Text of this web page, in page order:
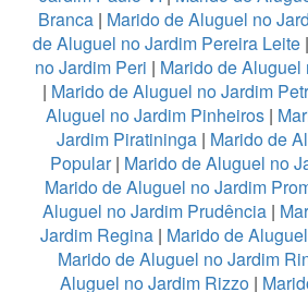
Branca| Marido de Aluguel no
de Aluguel no Jardim Pereira Leite |
no Jardim Peri | Marido de
| Marido de Aluguel no Jardim
Aluguel no Jardim Pinheiros|
Jardim Piratininga| Marido de
Popular| Marido de Aluguel no
Marido de Aluguel no Jardim
Aluguel no Jardim Prudência |
Jardim Regina | Marido de
Marido de Aluguel no Jardim
Aluguel no Jardim Rizzo |